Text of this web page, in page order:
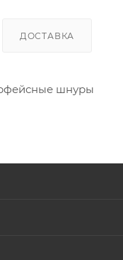
ДОСТАВКА
шнуры